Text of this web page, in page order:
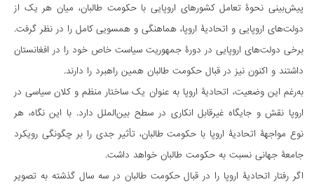
پیش‌بینی نحوۀ تعامل کشورهای اروپایی با حکومت طالبان، میان هر یک از
دولت‌های اروپایی و اتحادیۀ اروپا، هماهنگی و همسویی کامل را در نظر گرفت.
برخی دولت‌های اروپایی در دورۀ جمهوریت سیاست خاص خود را در افغانستان
داشتند و اکنون نیز در قبال حکومت طالبان همین راهبرد را دارند.
به‌رغم این وضعیت، اتحادیۀ اروپا به عنوان یک ساختار منظم و کلان سیاسی در
اروپا نقش و جایگاه غیرقابل انکاری در سطح بین‌الملل دارد. با این نگاه، هر
نوع مواجهۀ اتحادیۀ اروپا با حکومت طالبان، تأثیر جدی را بر چگونگی رویکرد
جامعۀ جهانی نسبت به حکومت طالبان خواهد داشت.
اگر رفتار اتحادیۀ اروپا را در قبال حکومت طالبان در سه سال گذشته به تصویر